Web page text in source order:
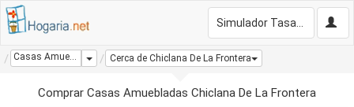
Casas Amuebladas Chiclana De La Frontera Dropdown
Cerca de Chiclana De La Frontera
Comprar Casas Amuebladas Chiclana De La Frontera